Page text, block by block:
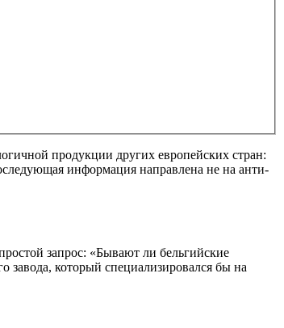
продукции других европейских стран:
информация направлена не на анти-
запрос: «Бывают ли бельгийские
который специализировался бы на